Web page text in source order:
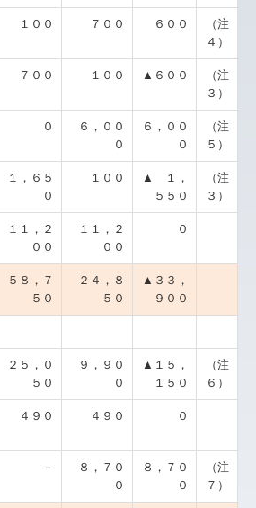
１００ ７００ ６００
（注
４）
７００ １００ ▲６００
（注
３）
０
６，００
０
６，００
０
（注
５）
１，６５
０
１００
▲ １，
５５０
（注
３）
１１，２
００
１１，２
００
０
５８，７
５０
２４，８
５０
▲３３，
９００
２５，０
５０
９，９０
０
▲１５，
１５０
（注
６）
４９０ ４９０ ０
－
８，７０
０
８，７０
０
（注
７）